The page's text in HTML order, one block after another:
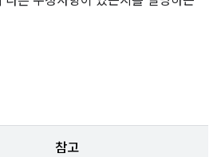
참고